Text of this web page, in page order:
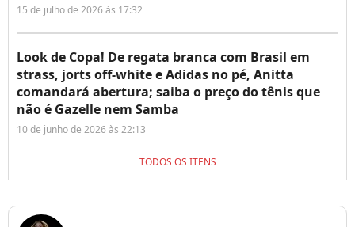
15 de julho de 2026 às 17:32
Look de Copa! De regata branca com Brasil em
strass, jorts off-white e Adidas no pé, Anitta
comandará abertura; saiba o preço do tênis que
não é Gazelle nem Samba
10 de junho de 2026 às 22:13
TODOS OS ITENS